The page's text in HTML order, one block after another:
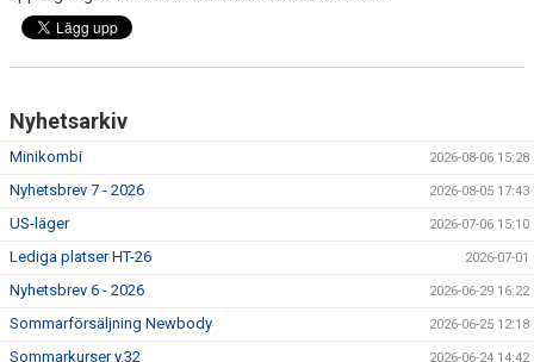
SURF-FONDEN
SURF-HÄNG
TORSDAGSDRESSYREN
BOKNINGAR
Nyhetsarkiv
Minikombi 2026-08-06 15:28
Nyhetsbrev 7 - 2026 2026-08-05 17:43
US-läger 2026-07-06 15:10
Lediga platser HT-26 2026-07-01
Nyhetsbrev 6 - 2026 2026-06-29 16:22
Sommarförsäljning Newbody 2026-06-25 12:18
Sommarkurser v.32 2026-06-24 14:42